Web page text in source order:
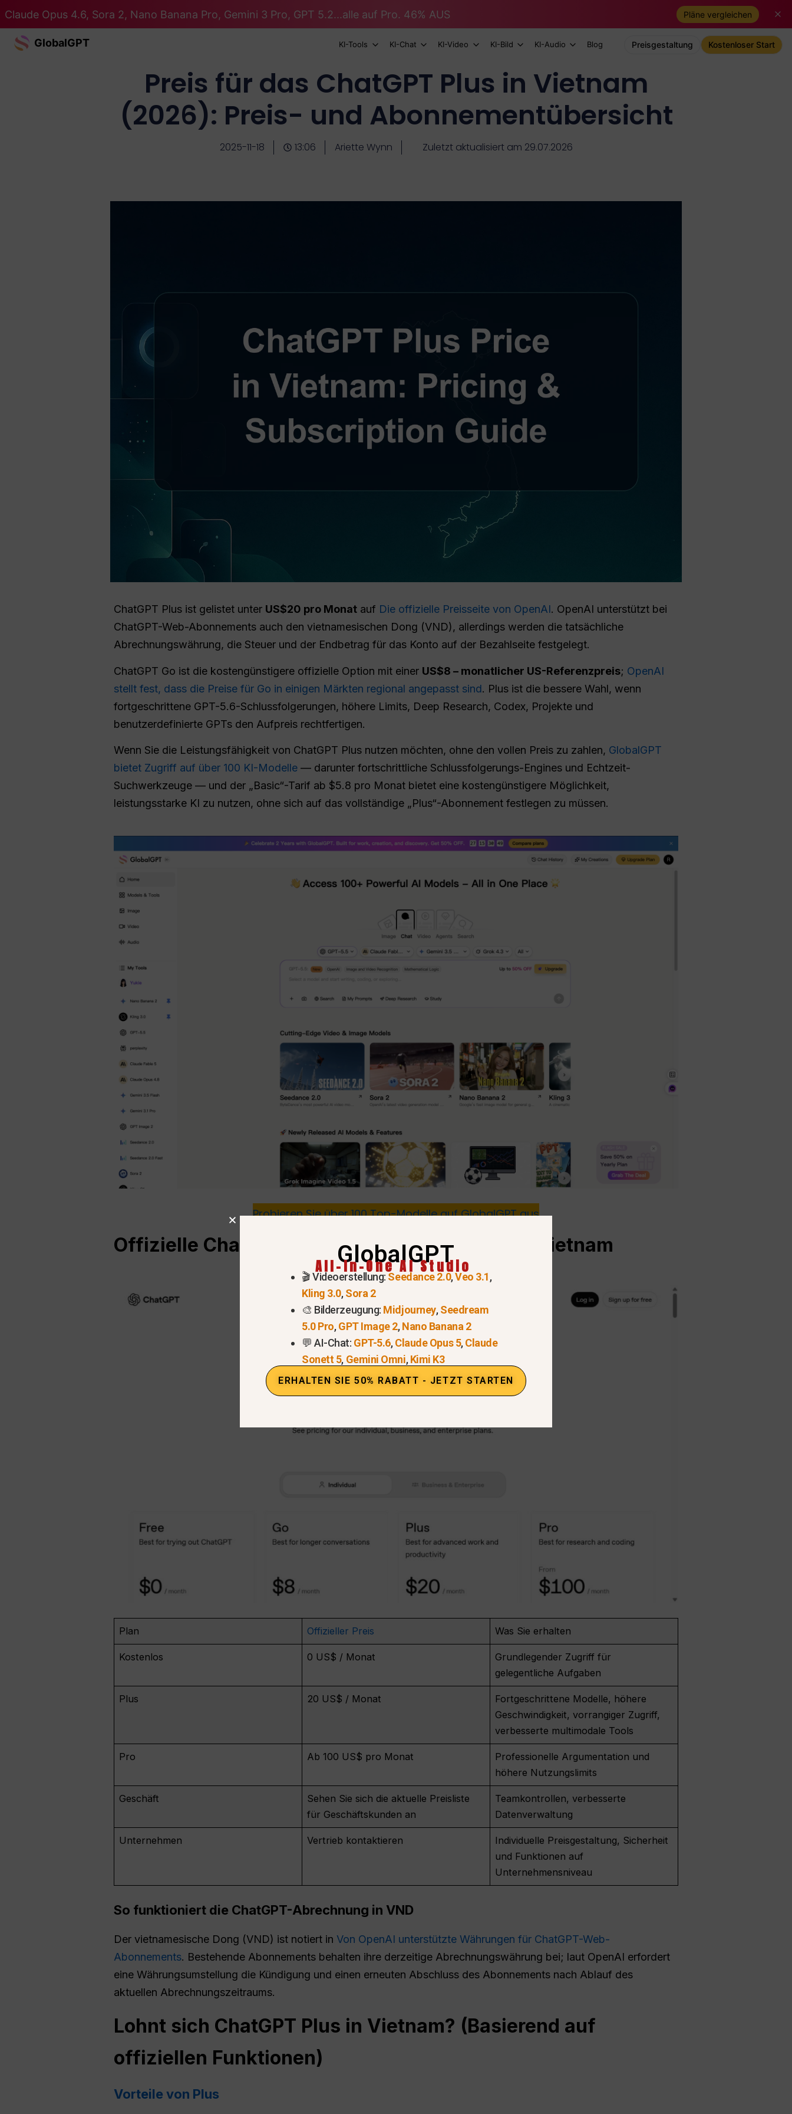
Claude Opus 4.6, Sora 2, Nano Banana Pro, Gemini 3 Pro, GPT 5.2...alle auf Pro. 46% AUS Pläne vergleichen
GlobalGPT KI-Tools KI-Chat KI-Video KI-Bild KI-Audio Blog Preisgestaltung Kostenloser Start
Preis für das ChatGPT Plus in Vietnam
(2026): Preis- und Abonnementübersicht
2025-11-18 13:06 Ariette Wynn Zuletzt aktualisiert am 29.07.2026
ChatGPT Plus ist gelistet unter US$20 pro Monat auf Die offizielle Preisseite von OpenAI. OpenAI unterstützt bei
ChatGPT-Web-Abonnements auch den vietnamesischen Dong (VND), allerdings werden die tatsächliche
Abrechnungswährung, die Steuer und der Endbetrag für das Konto auf der Bezahlseite festgelegt.
ChatGPT Go ist die kostengünstigere offizielle Option mit einer US$8 – monatlicher US-Referenzpreis; OpenAI
stellt fest, dass die Preise für Go in einigen Märkten regional angepasst sind. Plus ist die bessere Wahl, wenn
fortgeschrittene GPT-5.6-Schlussfolgerungen, höhere Limits, Deep Research, Codex, Projekte und
benutzerdefinierte GPTs den Aufpreis rechtfertigen.
Wenn Sie die Leistungsfähigkeit von ChatGPT Plus nutzen möchten, ohne den vollen Preis zu zahlen, GlobalGPT
bietet Zugriff auf über 100 KI-Modelle — darunter fortschrittliche Schlussfolgerungs-Engines und Echtzeit-
Suchwerkzeuge — und der „Basic“-Tarif ab $5.8 pro Monat bietet eine kostengünstigere Möglichkeit,
leistungsstarke KI zu nutzen, ohne sich auf das vollständige „Plus“-Abonnement festlegen zu müssen.
Probieren Sie über 100 Top-Modelle auf GlobalGPT aus
Offizielle ChatGPT-Preise und Abrechnung in Vietnam
Plan Offizieller Preis Was Sie erhalten
Kostenlos 0 US$ / Monat
Grundlegender Zugriff für
gelegentliche Aufgaben
Plus 20 US$ / Monat
Fortgeschrittene Modelle, höhere
Geschwindigkeit, vorrangiger Zugriff,
verbesserte multimodale Tools
Pro Ab 100 US$ pro Monat
Professionelle Argumentation und
höhere Nutzungslimits
Geschäft
Sehen Sie sich die aktuelle Preisliste
für Geschäftskunden an
Teamkontrollen, verbesserte
Datenverwaltung
Unternehmen Vertrieb kontaktieren
Individuelle Preisgestaltung, Sicherheit
und Funktionen auf
Unternehmensniveau
So funktioniert die ChatGPT-Abrechnung in VND
Der vietnamesische Dong (VND) ist notiert in Von OpenAI unterstützte Währungen für ChatGPT-Web-
Abonnements. Bestehende Abonnements behalten ihre derzeitige Abrechnungswährung bei; laut OpenAI erfordert
eine Währungsumstellung die Kündigung und einen erneuten Abschluss des Abonnements nach Ablauf des
aktuellen Abrechnungszeitraums.
Lohnt sich ChatGPT Plus in Vietnam? (Basierend auf
offiziellen Funktionen)
Vorteile von Plus
GlobalGPT
All-In-One AI Studio
🎬 Videoerstellung: Seedance 2.0,Veo 3.1,
Kling 3.0,Sora 2
🎨 Bilderzeugung: Midjourney,Seedream
5.0 Pro,GPT Image 2,Nano Banana 2
💬 AI-Chat: GPT-5.6,Claude Opus 5,Claude
Sonett 5, Gemini Omni,Kimi K3
ERHALTEN SIE 50% RABATT - JETZT STARTEN